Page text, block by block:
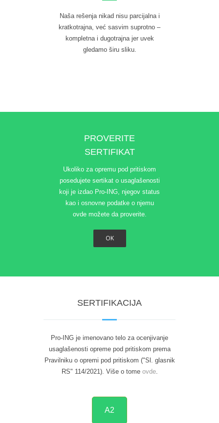
Naša rešenja nikad nisu parcijalna i
kratkotrajna, već sasvim suprotno –
kompletna i dugotrajna jer uvek
gledamo širu sliku.
PROVERITE
SERTIFIKAT
Ukoliko za opremu pod pritiskom
posedujete sertikat o usaglašenosti
koji je izdao Pro-ING, njegov status
kao i osnovne podatke o njemu
ovde možete da proverite.
OK
SERTIFIKACIJA
Pro-ING je imenovano telo za ocenjivanje
usaglašenosti opreme pod pritiskom prema
Pravilniku o opremi pod pritiskom ("Sl. glasnik
RS" 114/2021). Više o tome ovde.
A2